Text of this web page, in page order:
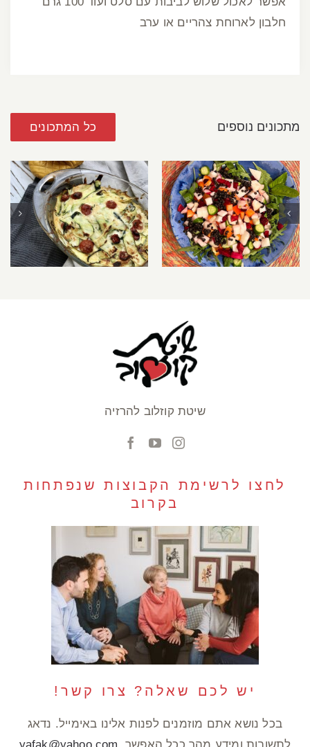
חלבון לארוחת צהריים או ערב
מתכונים נוספים כל המתכונים
סלט יפה לראש
השנה
פשטידת זוקיני
יפהפיה
שיטת קוזלוב להרזיה
לחצו לרשימת הקבוצות שנפתחות
בקרוב
יש לכם שאלה? צרו קשר!
בכל נושא אתם מוזמנים לפנות אלינו באימייל. נדאג